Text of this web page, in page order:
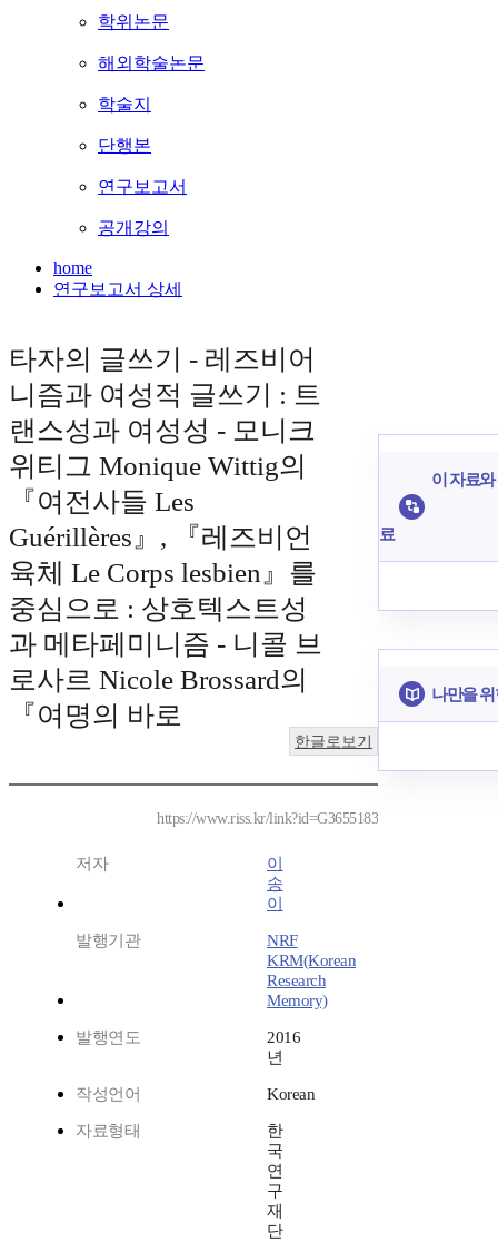
학위논문
해외학술논문
학술지
단행본
연구보고서
공개강의
home
연구보고서 상세
타자의 글쓰기 - 레즈비어
니즘과 여성적 글쓰기 : 트
랜스성과 여성성 - 모니크
위티그 Monique Wittig의
『여전사들 Les
Guérillères』, 『레즈비언
육체 Le Corps lesbien』를
중심으로 : 상호텍스트성
과 메타페미니즘 - 니콜 브
로사르 Nicole Brossard의
『여명의 바로
한글로보기
https://www.riss.kr/link?id=G3655183
저자
이
송
이
발행기관
NRF
KRM(Korean
Research
Memory)
발행연도
2016
년
작성언어 Korean
자료형태
한
국
연
구
재
단
이 자료와
료
나만을